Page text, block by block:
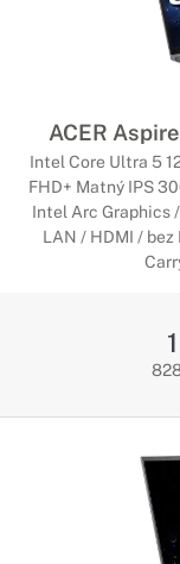
ACER
Intel Core Ultra 5
FHD+ Matný IPS
Intel Arc Graphics
LAN / HDMI / bez